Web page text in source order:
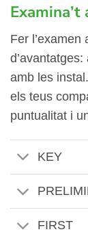
Fer
amb les
els teus
puntualitat i
KEY
FIRST